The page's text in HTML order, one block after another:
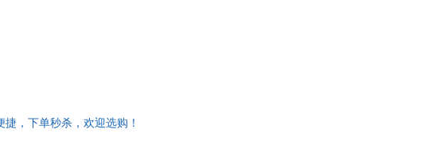
，下单秒杀，欢迎选购！